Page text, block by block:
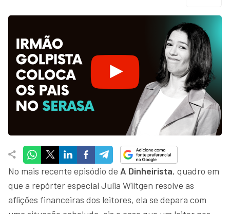
No mais recente episódio de A Dinheirista, quadro em
que a repórter especial Julia Wiltgen resolve as
aflições financeiras dos leitores, ela se depara com